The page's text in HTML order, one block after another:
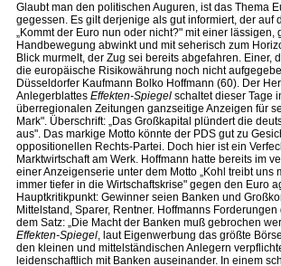
Glaubt man den politischen Auguren, ist das Thema
gegessen. Es gilt derjenige als gut informiert, der auf
„Kommt der Euro nun oder nicht?" mit einer lässigen,
Handbewegung abwinkt und mit seherisch zum
Blick murmelt, der Zug sei bereits abgefahren. Einer,
die europäische Risikowährung noch nicht
Düsseldorfer Kaufmann Bolko Hoffmann (60). Der
Anlegerblattes Effekten-Spiegel schaltet dieser Tage
überregionalen Zeitungen ganzseitige Anzeigen für
Mark". Überschrift: „Das Großkapital plündert die
aus". Das markige Motto könnte der PDS gut zu
oppositionellen Rechts-Partei. Doch hier ist ein
Marktwirtschaft am Werk. Hoffmann hatte bereits im
einer Anzeigenserie unter dem Motto „Kohl treibt uns
immer tiefer in die Wirtschaftskrise" gegen den Euro
Hauptkritikpunkt: Gewinner seien Banken und
Mittelstand, Sparer, Rentner. Hoffmanns
dem Satz: „Die Macht der Banken muß gebrochen
Effekten-Spiegel, laut Eigenwerbung das größte
den kleinen und mittelständischen Anlegern
leidenschaftlich mit Banken auseinander. In einem